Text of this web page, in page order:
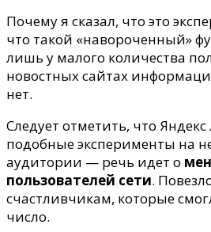
Почему я сказал, что это
что такой «навороченный»
лишь у малого количества
новостных сайтах
нет.
Следует отметить, что
подобные эксперименты на
аудитории — речь идет о
пользователей сети.
счастливчикам, которые
число.